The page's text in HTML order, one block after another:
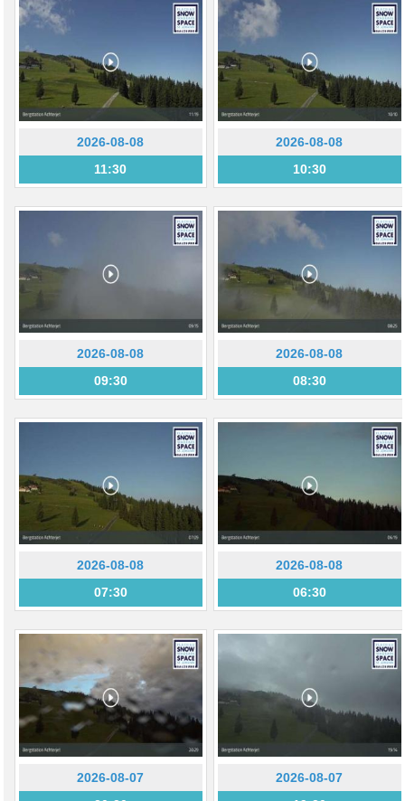
2026-08-08
11:30
2026-08-08
10:30
2026-08-08
09:30
2026-08-08
08:30
2026-08-08
07:30
2026-08-08
06:30
2026-08-07
2026-08-07